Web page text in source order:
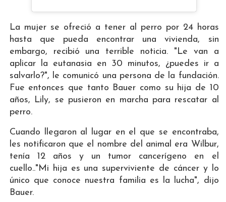
La mujer se ofreció a tener al perro por 24 horas
hasta que pueda encontrar una vivienda, sin
embargo, recibió una terrible noticia. "Le van a
aplicar la eutanasia en 30 minutos, ¿puedes ir a
salvarlo?", le comunicó una persona de la fundación.
Fue entonces que tanto Bauer como su hija de 10
años, Lily, se pusieron en marcha para rescatar al
perro.
Cuando llegaron al lugar en el que se encontraba,
les notificaron que el nombre del animal era Wilbur,
tenía 12 años y un tumor cancerígeno en el
cuello.."Mi hija es una superviviente de cáncer y lo
único que conoce nuestra familia es la lucha", dijo
Bauer.